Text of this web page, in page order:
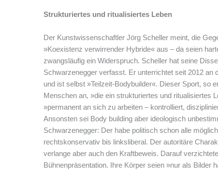
Strukturiertes und ritualisiertes Leben
Der Kunstwissenschaftler Jörg Scheller meint, die
»Koexistenz verwirrender Hybride« aus – da seien
zwangsläufig ein Widerspruch. Scheller hat seine
Schwarzenegger verfasst. Er unterrichtet seit 2012 an
und ist selbst »Teilzeit-Bodybuilder«. Dieser Sport, so
Menschen an, »die ein strukturiertes und ritualisiertes
»permanent an sich zu arbeiten – kontrolliert,
Ansonsten sei Body building aber ideologisch
Schwarzenegger: Der habe politisch schon alle
rechtskonservativ bis linksliberal. Der autoritäre
verlange aber auch den Kraftbeweis. Darauf
Bühnenpräsentation. Ihre Körper seien »nur als Bilder